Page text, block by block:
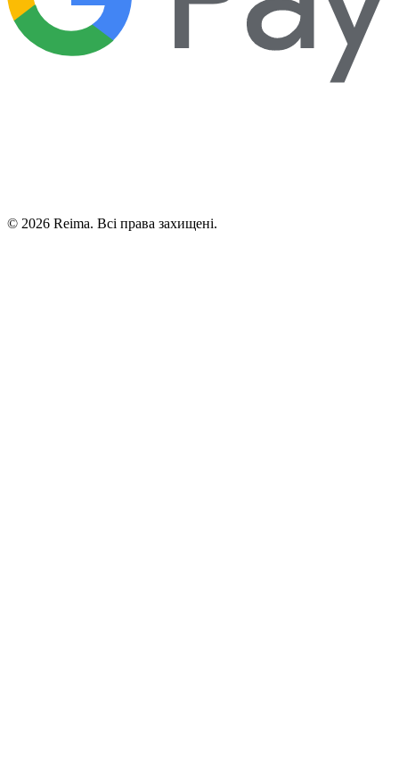
© 2026 Reima. Всі права захищені.